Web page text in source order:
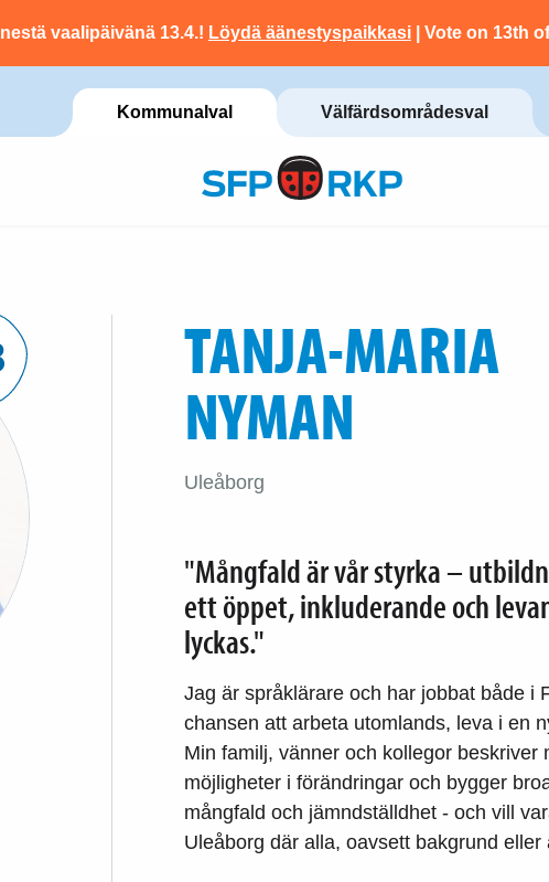
vaalipäivänä 13.4.! Löydä äänestyspaikkasi | Vote on 13th
Kommunalval Välfärdsområdesval
TANJA-MARIA
NYMAN
Uleåborg
"Mångfald är vår styrka –
ett öppet, inkluderande och
lyckas."
Jag är språklärare och har jobbat både i
chansen att arbeta utomlands, leva i en
Min familj, vänner och kollegor
möjligheter i förändringar och bygger
mångfald och jämndställdhet - och vill
Uleåborg där alla, oavsett bakgrund